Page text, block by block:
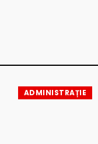
ADMINISTRAȚIE